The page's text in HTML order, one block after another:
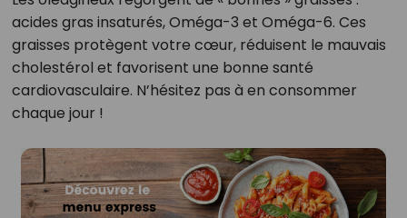
acides gras insaturés, Oméga-3 et Oméga-6. Ces
graisses protègent votre cœur, réduisent le mauvais
cholestérol et favorisent une bonne santé
cardiovasculaire. N’hésitez pas à en consommer
chaque jour !